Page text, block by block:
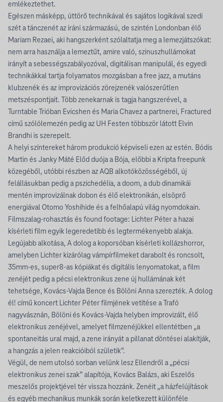
emlékeztethet.
Egészen másképp, úttörő technikával és sajátos logikával szedi
szét a tánczenét az iráni származású, de szintén Londonban élő
Mariam Rezaei, aki hangszerként szólaltatja meg a lemezjátszókat:
nem arra használja a lemeztűt, amire való, szinuszhullámokat
irányít a sebességszabályozóval, digitálisan manipulál, és egyedi
technikákkal tartja folyamatos mozgásban a free jazz, a mutáns
klubzenék és az improvizációs zörejzenék valószerűtlen
metszéspontjait. Több zenekarnak is tagja hangszerével, a
Turntable Trióban Evicshen és Maria Chavez a partnerei, Fractured
című szólólemezén pedig az UH Festen többször látott Elvin
Brandhi is szerepelt.
A helyi színtereket három produkció képviseli ezen az estén. Bódis
Martin és Janky Máté Előd duója a Bója, előbbi a Kripta freepunk
közegéből, utóbbi részben az AQB alkotóközösségéből, új
felállásukban pedig a pszichedélia, a doom, a dub dinamikái
mentén improvizálnak dobon és élő elektronikán, elsöprő
energiával Otomo Yoshihide és a felhőalapú világ nyomdokain.
Filmszalag-rohasztás és found footage: Lichter Péter a hazai
kísérleti film egyik legeredetibb és legtermékenyebb alakja.
Legújabb alkotása, A dolog a koporsóban kísérleti kollázshorror,
amelyben Lichter kizárólag vámpírfilmeket darabolt és roncsolt,
35mm-es, super8-as kópiákat és digitális lenyomatokat, a film
zenéjét pedig a pécsi elektronikus zene új hullámának két
tehetsége, Kovács-Vajda Bence és Bölöni Anna szerezték. A dolog
él! című koncert Lichter Péter filmjének vetítése a Trafó
nagyvásznán, Bölöni és Kovács-Vajda helyben improvizált, élő
elektronikus zenéjével, amelyet filmzenéjükkel ellentétben „a
spontaneitás ural majd, a zene irányát a pillanat döntései alakítják,
a hangzás a jelen reakcióiból születik”.
Végül, de nem utolsó sorban velünk lesz Ellendről a „pécsi
elektronikus zenei szak” alapítója, Kovács Balázs, aki Eszelős
meszelős projektjével tér vissza hozzánk. Zenéit „a házfelújítások
és egyéb mechanikus munkák során keletkezett különféle